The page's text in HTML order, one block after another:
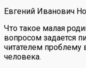
Евгений Иванович
Что такое малая
вопросом задается
читателем
человека.